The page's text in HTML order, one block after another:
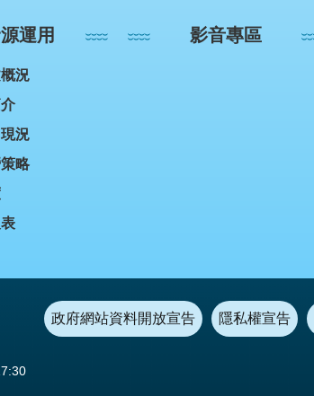
運用
況
況
略
影音專區
政府網站資料開放宣告 隱私權宣告